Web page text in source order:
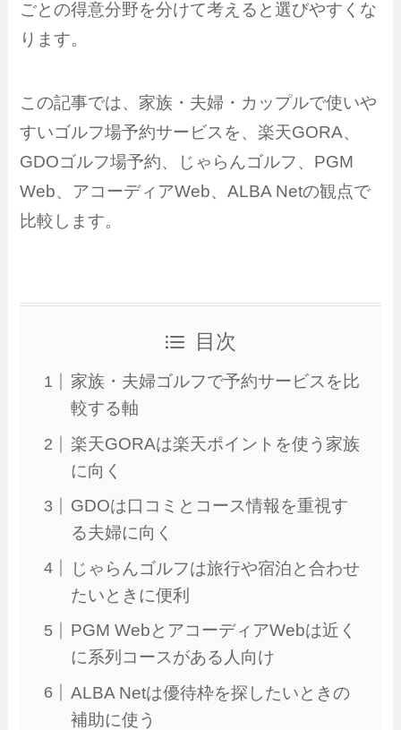
ごとの得意分野を分けて考えると選びやすくな
ります。
この記事では、家族・夫婦・カップルで使いや
すいゴルフ場予約サービスを、楽天GORA、
GDOゴルフ場予約、じゃらんゴルフ、PGM
Web、アコーディアWeb、ALBA Netの観点で
比較します。
目次
家族・夫婦ゴルフで予約サービスを比
較する軸
楽天GORAは楽天ポイントを使う家族
に向く
GDOは口コミとコース情報を重視す
る夫婦に向く
じゃらんゴルフは旅行や宿泊と合わせ
たいときに便利
PGM WebとアコーディアWebは近く
に系列コースがある人向け
ALBA Netは優待枠を探したいときの
補助に使う